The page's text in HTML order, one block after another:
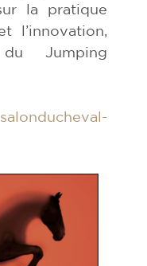
la pratique
l’innovation,
Jumping
salonducheval-